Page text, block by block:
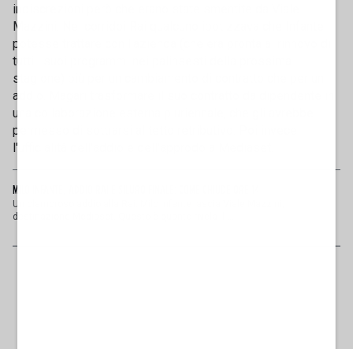
indiscrezioni però che erano state smentite da Viale
Mazzini. Nei corridoi Rai qualcuno ipotizzava che Infante
potesse trattare con l'azienda (che era pronta al rinnovo di
tutti i suoi programmi nei palinsesti della prossima
stagione) più per un cambiamento di contratto che per un
addio. Magari trasformare il suo contratto da dipendente in
una collaborazione esterna pluriennale, che gli avrebbe
permesso di sottrarsi al tetto retributivo. Poi invece
l'ufficialità dell'addio e dell'approdo a Mediaset.
MILO INFANTE, ADDIO RAI E SILURO FINALE: COME CHIUDE ORE 14
Un clamoroso addio alla Rai: Milo Infante lascia Viale Mazzini,
destinazione Mediaset. Questo è quanto rivela il ...